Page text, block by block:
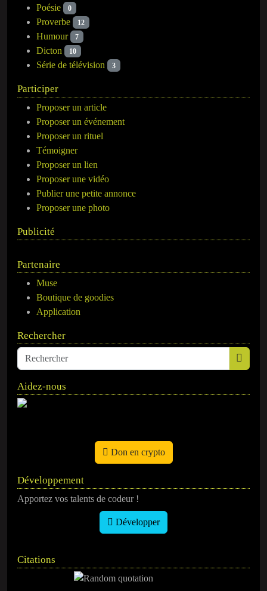
Poésie 0
Proverbe 12
Humour 7
Dicton 10
Série de télévision 3
Participer
Proposer un article
Proposer un événement
Proposer un rituel
Témoigner
Proposer un lien
Proposer une vidéo
Publier une petite annonce
Proposer une photo
Publicité
Partenaire
Muse
Boutique de goodies
Application
Rechercher
Aidez-nous
Don en crypto
Développement
Apportez vos talents de codeur !
Développer
Citations